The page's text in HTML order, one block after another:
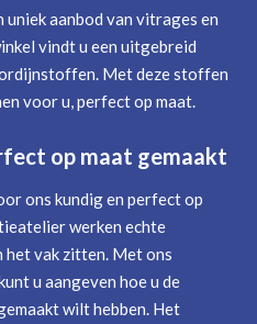
aanbod van vitrages en
vindt u een uitgebreid
Met deze stoffen
voor u, perfect op maat.
op maat gemaakt
ons kundig en perfect op
werken echte
het vak zitten. Met ons
u aangeven hoe u de
wilt hebben. Het